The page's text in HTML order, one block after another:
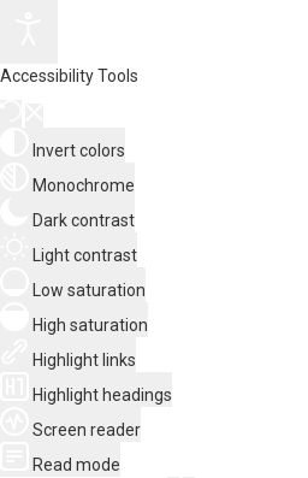
Accessibility Tools
Invert colors
Monochrome
Dark contrast
Light contrast
Low saturation
High saturation
Highlight links
Highlight headings
Screen reader
Read mode